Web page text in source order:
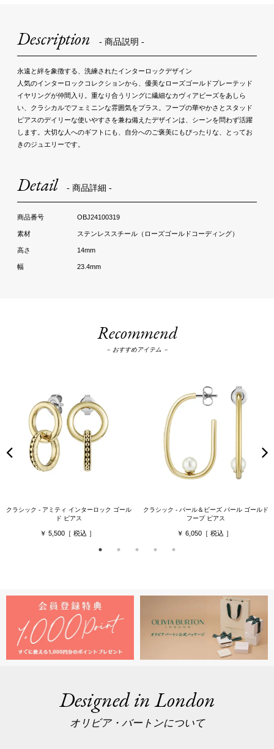
Description - 商品説明 -
永遠と絆を象徴する、洗練されたインターロックデザイン
人気のインターロックコレクションから、優美なローズゴールドプレーテッド
イヤリングが仲間入り。重なり合うリングに繊細なカヴィアビーズをあしら
い、クラシカルでフェミニンな雰囲気をプラス。フープの華やかさとスタッド
ピアスのデイリーな使いやすさを兼ね備えたデザインは、シーンを問わず活躍
します。大切な人へのギフトにも、自分へのご褒美にもぴったりな、とってお
きのジュエリーです。
Detail - 商品詳細 -
OBJ24100319
ステンレススチール（ローズゴールドコーディング）
14mm
23.4mm
Recommend
－ おすすめアイテム －
クラシック - アミティ インターロック ゴール
ド ピアス
5,500
クラシック - パール＆ビーズ パール ゴールド
フープ ピアス
6,050
Designed in London
オリビア・バートンについて